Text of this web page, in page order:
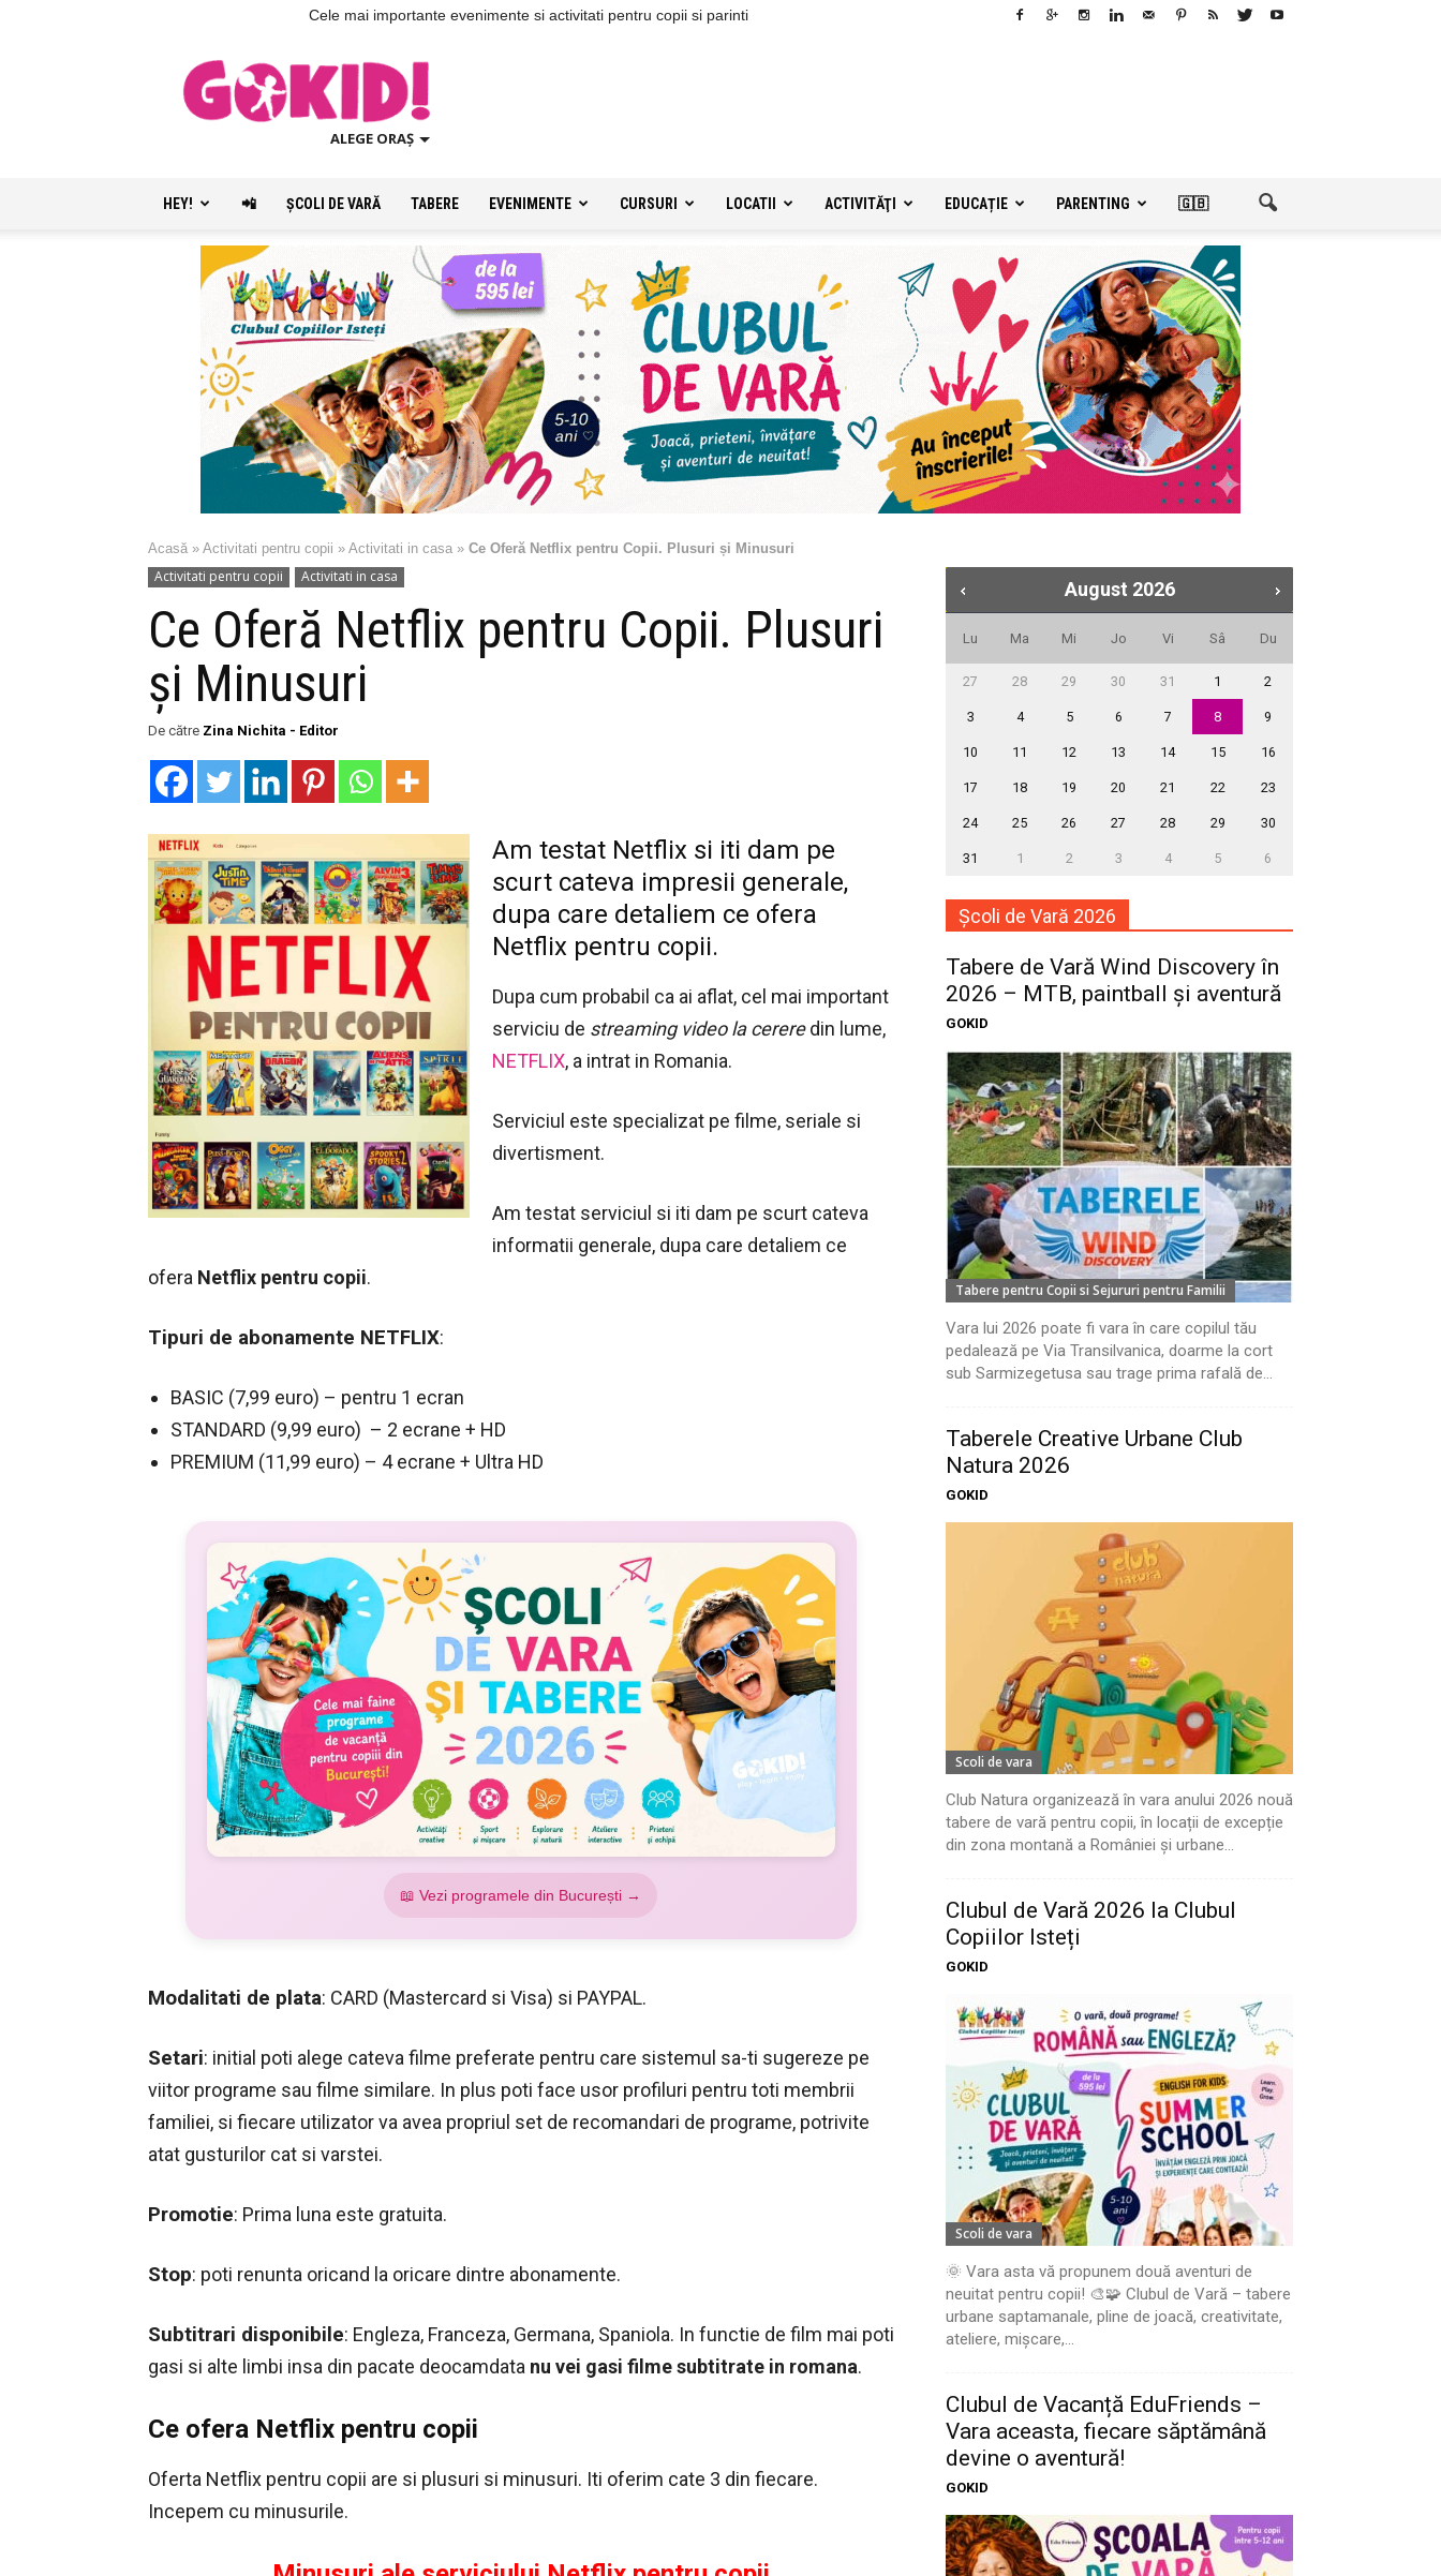
Cele mai importante evenimente si activitati pentru copii si parinti
ALEGE ORAȘ
HEY! 📲 ŞCOLI DE VARĂ TABERE EVENIMENTE CURSURI LOCATII ACTIVITĂŢI EDUCAȚIE PARENTING 🇬🇧
Acasă » Activitati pentru copii » Activitati in casa » Ce Oferă Netflix pentru Copii. Plusuri și Minusuri
Activitati pentru copii Activitati in casa
Ce Oferă Netflix pentru Copii. Plusuri
și Minusuri
De către Zina Nichita - Editor
Am testat Netflix si iti dam pe
scurt cateva impresii generale,
dupa care detaliem ce ofera
Netflix pentru copii.
Dupa cum probabil ca ai aflat, cel mai important
serviciu de streaming video la cereredin lume,
NETFLIX, a intrat in Romania.
Serviciul este specializat pe filme, seriale si
divertisment.
Am testat serviciul si iti dam pe scurt cateva
informatii generale, dupa care detaliem ce
ofera Netflix pentru copii.
Tipuri de abonamente NETFLIX:
BASIC (7,99 euro) – pentru 1 ecran
STANDARD (9,99 euro) – 2 ecrane + HD
PREMIUM (11,99 euro) – 4 ecrane + Ultra HD
📖 Vezi programele din București →
Modalitati de plata: CARD (Mastercard si Visa) si PAYPAL.
Setari: initial poti alege cateva filme preferate pentru care sistemul sa-ti sugereze pe
viitor programe sau filme similare. In plus poti face usor profiluri pentru toti membrii
familiei, si fiecare utilizator va avea propriul set de recomandari de programe, potrivite
atat gusturilor cat si varstei.
Promotie: Prima luna este gratuita.
Stop: poti renunta oricand la oricare dintre abonamente.
Subtitrari disponibile: Engleza, Franceza, Germana, Spaniola. In functie de film mai poti
gasi si alte limbi insa din pacate deocamdata nu vei gasi filme subtitrate in romana.
Ce ofera Netflix pentru copii
Oferta Netflix pentru copii are si plusuri si minusuri. Iti oferim cate 3 din fiecare.
Incepem cu minusurile.
August 2026
Lu Ma Mi Jo Vi Sâ Du
27 28 29 30 31 1 2
3 4 5 6 7 8 9
10 11 12 13 14 15 16
17 18 19 20 21 22 23
24 25 26 27 28 29 30
31 1 2 3 4 5 6
Școli de Vară 2026
Tabere de Vară Wind Discovery în
2026 – MTB, paintball și aventură
GOKID
Tabere pentru Copii si Sejururi pentru Familii
Vara lui 2026 poate fi vara în care copilul tău
pedalează pe Via Transilvanica, doarme la cort
sub Sarmizegetusa sau trage prima rafală de...
Taberele Creative Urbane Club
Natura 2026
GOKID
Scoli de vara
Club Natura organizează în vara anului 2026 nouă
tabere de vară pentru copii, în locații de excepție
din zona montană a României și urbane...
Clubul de Vară 2026 la Clubul
Copiilor Isteți
GOKID
Scoli de vara
🌞 Vara asta vă propunem două aventuri de
neuitat pentru copii! 🎨🧩 Clubul de Vară – tabere
urbane saptamanale, pline de joacă, creativitate,
ateliere, mișcare,...
Clubul de Vacanță EduFriends –
Vara aceasta, fiecare săptămână
devine o aventură!
GOKID